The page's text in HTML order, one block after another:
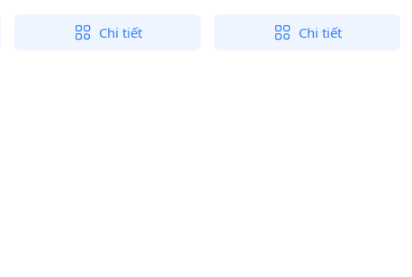
Chi tiết Chi tiết